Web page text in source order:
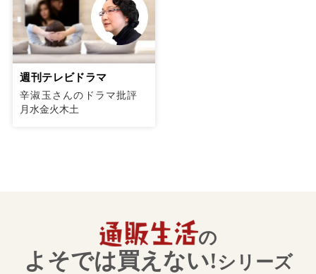
週刊テレビドラマ
辛淑玉さんのドラマ批評
月水金火木土
の
よそでは買えない!シリーズ